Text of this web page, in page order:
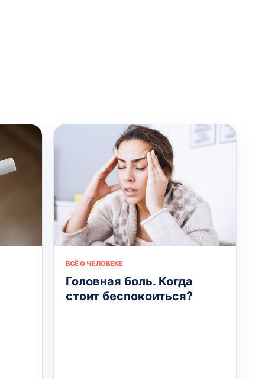
ВСЁ О ЧЕЛОВЕКЕ
Головная боль. Когда
стоит беспокоиться?